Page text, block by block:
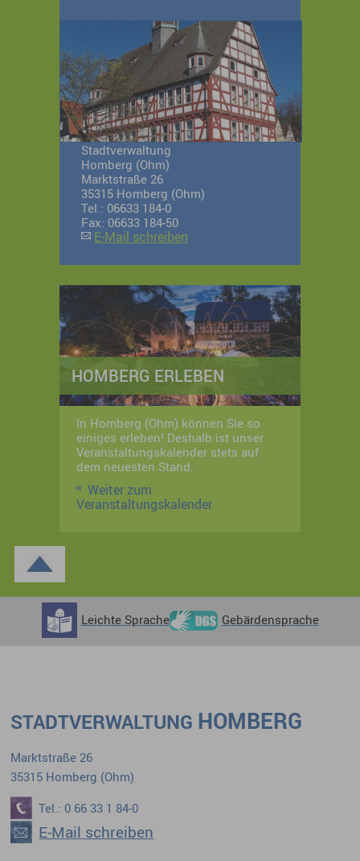
Stadtverwaltung
Homberg (Ohm)
Marktstraße 26
35315 Homberg (Ohm)
Tel.: 06633 184-0
Fax: 06633 184-50
E-Mail schreiben
HOMBERG ERLEBEN
In Homberg (Ohm) können Sie so
einiges erleben! Deshalb ist unser
Veranstaltungskalender stets auf
dem neuesten Stand.
Weiter zum
Veranstaltungskalender
Leichte Sprache Gebärdensprache
STADTVERWALTUNG HOMBERG
Marktstraße 26
35315 Homberg (Ohm)
Tel.: 0 66 33 1 84-0
E-Mail schreiben